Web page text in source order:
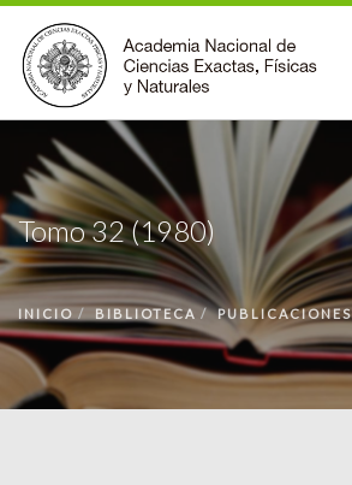
INSTITUCIONAL
ACCIONES
PREMIOS
BECAS
BIBLIOTECA
COMUNIDAD
VOLVER A LA PÁGINA INICIAL
Tomo 32 (1980)
INICIO BIBLIOTECA PUBLICACIONES